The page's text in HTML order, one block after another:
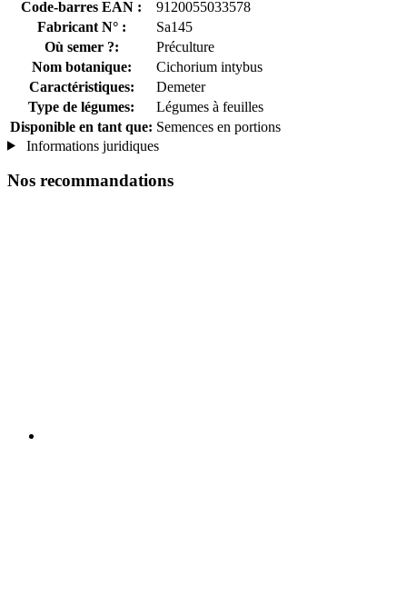
Code-barres EAN :
9120055033578
Fabricant N° :
Sa145
Où semer ?:
Préculture
Nom botanique:
Cichorium intybus
Caractéristiques:
Demeter
Type de légumes:
Légumes à feuilles
Disponible en tant que: Semences en portions
Informations juridiques
Nos recommandations